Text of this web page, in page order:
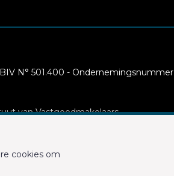
cookies om
N° 501.400 - Ondernemingsnummer
van Vastgoedmakelaars
1, 1000 Brussel (polisnr.